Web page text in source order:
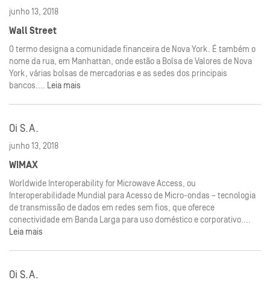
junho 13, 2018
Wall Street
O termo designa a comunidade financeira de Nova York. É também o
nome da rua, em Manhattan, onde estão a Bolsa de Valores de Nova
York, várias bolsas de mercadorias e as sedes dos principais
bancos.... Leia mais
Oi S.A.
junho 13, 2018
WIMAX
Worldwide Interoperability for Microwave Access, ou
Interoperabilidade Mundial para Acesso de Micro-ondas – tecnologia
de transmissão de dados em redes sem fios, que oferece
conectividade em Banda Larga para uso doméstico e corporativo....
Leia mais
Oi S.A.